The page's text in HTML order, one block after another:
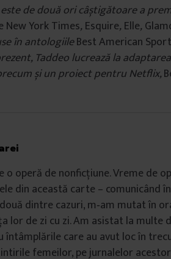
este de două ori câștigătoare a
New York Times, Esquire, Elle,
în antologiileBest American
Taddeo lucrează la
și un proiect pentru Netflix,
o operă de nonficțiune. Vreme de
din această carte – comunicând
dintre cazuri, m‑am mutat în
lor de zi cu zi. Am asistat la multe
întâmplările care au avut loc în
femeilor, pe jurnalelor